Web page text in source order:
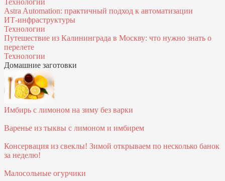
Astra Automation: практичный подход к автоматизации
ИТ‑инфраструктуры
Технологии
Путешествие из Калининграда в Москву: что нужно знать о
перелете
Технологии
Домашние заготовки
Имбирь с лимоном на зиму без варки
Варенье из тыквы с лимоном и имбирем
Консервация из свеклы! Зимой открываем по несколько банок
за неделю!
Малосольные огурчики